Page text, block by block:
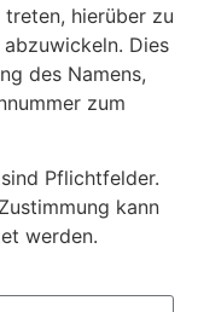
hierüber zu
Dies
des Namens,
zum
Pflichtfelder.
kann
werden.